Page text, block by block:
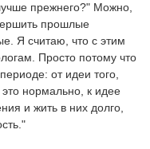
прежнего?" Можно,
прошлые
Я считаю, что с этим
Просто потому что
от идеи того,
нормально, к идее
и жить в них долго,